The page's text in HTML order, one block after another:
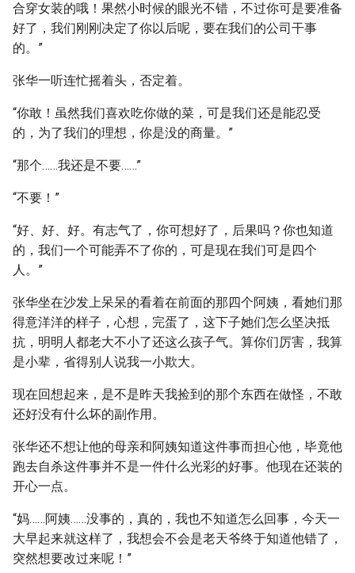
合穿女装的哦！果然小时候的眼光不错，不过你可是要准备
好了，我们刚刚决定了你以后呢，要在我们的公司干事
的。”
张华一听连忙摇着头，否定着。
“你敢！虽然我们喜欢吃你做的菜，可是我们还是能忍受
的，为了我们的理想，你是没的商量。”
“那个……我还是不要……”
“不要！”
“好、好、好。有志气了，你可想好了，后果吗？你也知道
的，我们一个可能弄不了你的，可是现在我们可是四个
人。”
张华坐在沙发上呆呆的看着在前面的那四个阿姨，看她们那
得意洋洋的样子，心想，完蛋了，这下子她们怎么坚决抵
抗，明明人都老大不小了还这么孩子气。算你们厉害，我算
是小辈，省得别人说我一小欺大。
现在回想起来，是不是昨天我捡到的那个东西在做怪，不敢
还好没有什么坏的副作用。
张华还不想让他的母亲和阿姨知道这件事而担心他，毕竟他
跑去自杀这件事并不是一件什么光彩的好事。他现在还装的
开心一点。
“妈……阿姨……没事的，真的，我也不知道怎么回事，今天一
大早起来就这样了，我想会不会是老天爷终于知道他错了，
突然想要改过来呢！”